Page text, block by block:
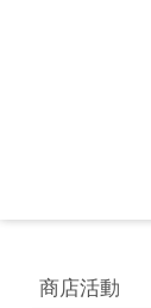
商店活動